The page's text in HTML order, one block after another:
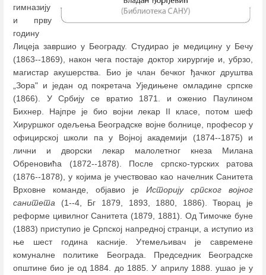
гимназију
и прву
годину
Лицеја завршио у Београду. Студирао је медицину у Бечу
(1863--1869), након чега постаје доктор хирургије и, убрзо,
магистар акушерства. Био је члан бечког ђачког друштва
„Зора" и један од покретача Уједињене омладине српске
(1866). У Србију се вратио 1871. и оженио Паулином
Бихнер. Најпре је био војни лекар II класе, потом шеф
Хируршког одељења Београдске војне болнице, професор у
официрској школи па у Војној академији (1874--1875) и
лични и дворски лекар малолетног кнеза Милана
Обреновића (1872--1878). После српско-турских ратова
(1876--1878), у којима је учествовао као начелник Санитета
Врховне команде, објавио је Историју српског војног
санитета (1--4, Бг 1879, 1893, 1880, 1886). Творац је
реформе цивилног Санитета (1879, 1881). Од Тимочке буне
(1883) приступио је Српској напредној странци, а иступио из
ње шест година касније. Утемељивач је савремене
комуналне политике Београда. Председник Београдске
општине био је од 1884. до 1885. У априлу 1888. ушао је у